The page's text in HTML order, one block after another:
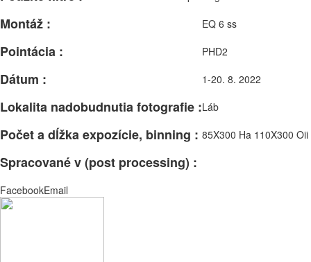
Montáž : EQ 6 ss
Pointácia : PHD2
Dátum : 1-20. 8. 2022
Lokalita nadobudnutia fotografie :Láb
Počet a dĺžka expozície, binning : 85X300 Ha 110X300 Oii
Spracované v (post processing) :
FacebookEmail